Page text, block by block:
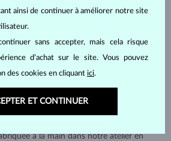
À LA MAIN À PRAGUE
à la main dans notre atelier en
ainsi de continuer à améliorer notre site
sans accepter, mais cela risque
d’achat sur le site. Vous pouvez
des cookies en cliquant ici.
ET CONTINUER